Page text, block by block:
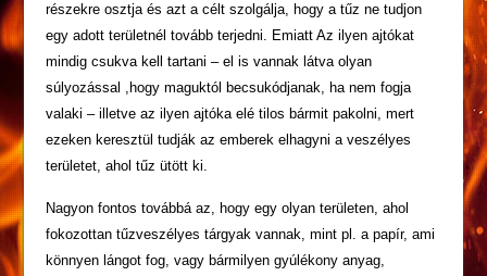
részekre osztja és azt a célt szolgálja, hogy a tűz ne tudjon
egy adott területnél tovább terjedni. Emiatt Az ilyen ajtókat
mindig csukva kell tartani – el is vannak látva olyan
súlyozással ,hogy maguktól becsukódjanak, ha nem fogja
valaki – illetve az ilyen ajtóka elé tilos bármit pakolni, mert
ezeken keresztül tudják az emberek elhagyni a veszélyes
területet, ahol tűz ütött ki.
Nagyon fontos továbbá az, hogy egy olyan területen, ahol
fokozottan tűzveszélyes tárgyak vannak, mint pl. a papír, ami
könnyen lángot fog, vagy bármilyen gyúlékony anyag,